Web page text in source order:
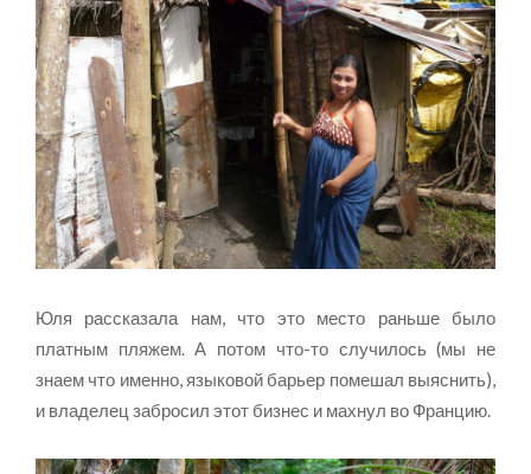
Юля рассказала нам, что это место раньше было
платным пляжем. А потом что-то случилось (мы не
знаем что именно, языковой барьер помешал выяснить),
и владелец забросил этот бизнес и махнул во Францию.